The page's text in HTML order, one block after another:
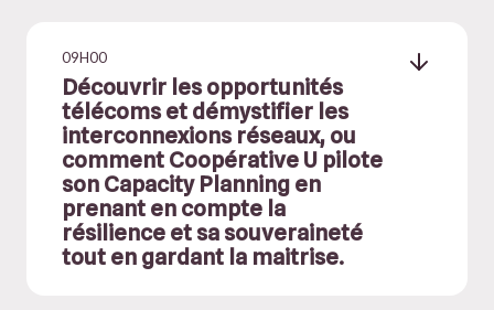
09H00
Découvrir les opportunités
télécoms et démystifier les
interconnexions réseaux, ou
comment Coopérative U pilote
son Capacity Planning en
prenant en compte la
résilience et sa souveraineté
tout en gardant la maitrise.